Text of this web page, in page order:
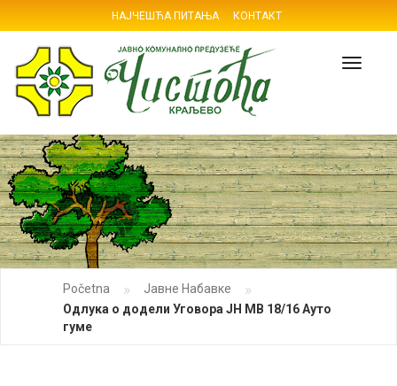
НАЈЧЕШЋА ПИТАЊА КОНТАКТ
Početna » Јавне Набавке »
Одлука о додели Уговора ЈН МВ 18/16 Ауто
гуме